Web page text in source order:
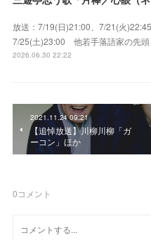
放送：7/19(日)21:00、7/21(火)22:45
7/25(土)23:00 他若手落語家の先頭
2026.06.30 22:22
2021.11.24 09:21
【追悼放送】川柳川柳「ガ
ーコン」ほか
0コメント